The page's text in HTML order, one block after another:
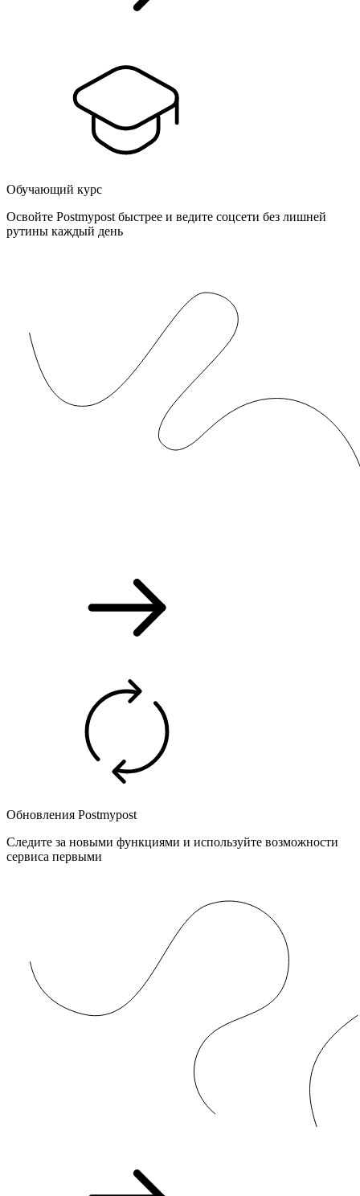
Обучающий курс
Освойте Postmypost быстрее и ведите соцсети без лишней
рутины каждый день
Обновления Postmypost
Следите за новыми функциями и используйте возможности
сервиса первыми